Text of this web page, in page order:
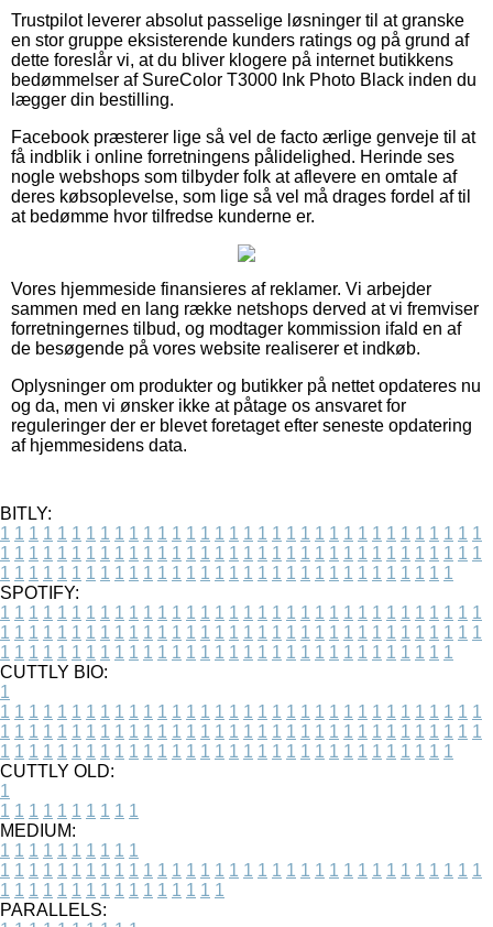
Trustpilot leverer absolut passelige løsninger til at granske
en stor gruppe eksisterende kunders ratings og på grund af
dette foreslår vi, at du bliver klogere på internet butikkens
bedømmelser af SureColor T3000 Ink Photo Black inden du
lægger din bestilling.
Facebook præsterer lige så vel de facto ærlige genveje til at
få indblik i online forretningens pålidelighed. Herinde ses
nogle webshops som tilbyder folk at aflevere en omtale af
deres købsoplevelse, som lige så vel må drages fordel af til
at bedømme hvor tilfredse kunderne er.
Vores hjemmeside finansieres af reklamer. Vi arbejder
sammen med en lang række netshops derved at vi fremviser
forretningernes tilbud, og modtager kommission ifald en af
de besøgende på vores website realiserer et indkøb.
Oplysninger om produkter og butikker på nettet opdateres nu
og da, men vi ønsker ikke at påtage os ansvaret for
reguleringer der er blevet foretaget efter seneste opdatering
af hjemmesidens data.
BITLY:
1 1 1 1 1 1 1 1 1 1 1 1 1 1 1 1 1 1 1 1 1 1 1 1 1 1 1 1 1 1 1 1 1 1
1 1 1 1 1 1 1 1 1 1 1 1 1 1 1 1 1 1 1 1 1 1 1 1 1 1 1 1 1 1 1 1 1 1
1 1 1 1 1 1 1 1 1 1 1 1 1 1 1 1 1 1 1 1 1 1 1 1 1 1 1 1 1 1 1 1
SPOTIFY:
1 1 1 1 1 1 1 1 1 1 1 1 1 1 1 1 1 1 1 1 1 1 1 1 1 1 1 1 1 1 1 1 1 1
1 1 1 1 1 1 1 1 1 1 1 1 1 1 1 1 1 1 1 1 1 1 1 1 1 1 1 1 1 1 1 1 1 1
1 1 1 1 1 1 1 1 1 1 1 1 1 1 1 1 1 1 1 1 1 1 1 1 1 1 1 1 1 1 1 1
CUTTLY BIO:
1
1 1 1 1 1 1 1 1 1 1 1 1 1 1 1 1 1 1 1 1 1 1 1 1 1 1 1 1 1 1 1 1 1 1
1 1 1 1 1 1 1 1 1 1 1 1 1 1 1 1 1 1 1 1 1 1 1 1 1 1 1 1 1 1 1 1 1 1
1 1 1 1 1 1 1 1 1 1 1 1 1 1 1 1 1 1 1 1 1 1 1 1 1 1 1 1 1 1 1 1
CUTTLY OLD:
1
1 1 1 1 1 1 1 1 1 1
MEDIUM:
1 1 1 1 1 1 1 1 1 1
1 1 1 1 1 1 1 1 1 1 1 1 1 1 1 1 1 1 1 1 1 1 1 1 1 1 1 1 1 1 1 1 1 1
1 1 1 1 1 1 1 1 1 1 1 1 1 1 1 1
PARALLELS: